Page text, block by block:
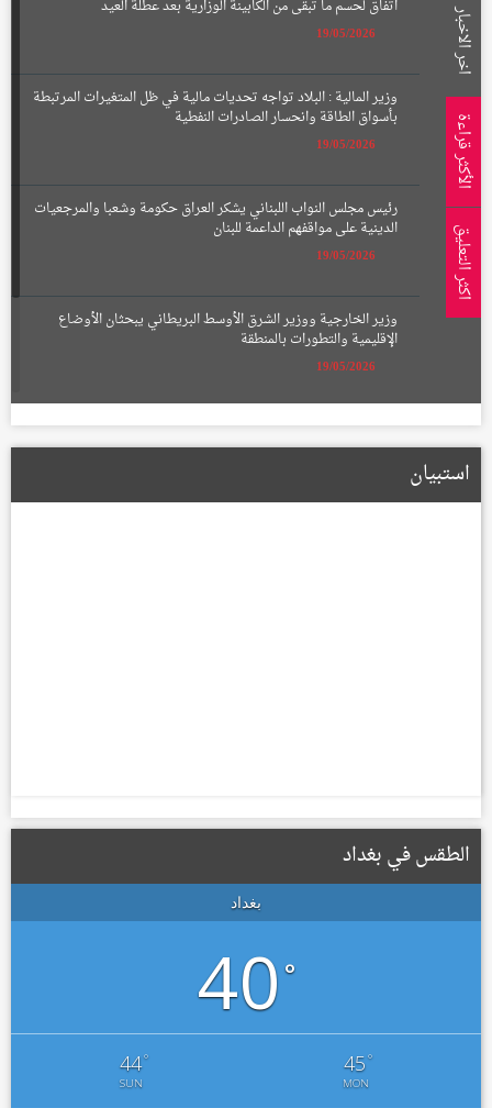
اتفاق لحسم ما تبقى من الكابينة الوزارية بعد عطلة العيد
19/05/2026
وزير المالية : البلاد تواجه تحديات مالية في ظل المتغيرات المرتبطة
بأسواق الطاقة وانحسار الصادرات النفطية
19/05/2026
رئيس مجلس النواب اللبناني يشكر العراق حكومة وشعبا والمرجعيات
الدينية على مواقفهم الداعمة للبنان
19/05/2026
وزير الخارجية ووزير الشرق الأوسط البريطاني يبحثان الأوضاع
الإقليمية والتطورات بالمنطقة
19/05/2026
الإعمار تعلن تشكيل لجان لتعويض أصحاب الأراضي المتأثرة بمسار
الطريق الحلقي الرابع
اخر الاخبار
الأكثر قراءة
اكثر التعليق
استبيان
الطقس في بغداد
بغداد
40°
44°
SUN
45°
MON